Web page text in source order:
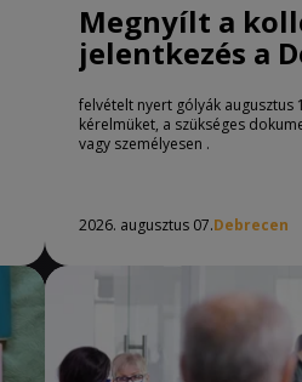
Megnyílt a
jelentkezés a
Egyetemen
felvételt nyert gólyák augusztus
kérelmüket, a szükséges
vagy személyesen .
2026. augusztus 07.Debrecen